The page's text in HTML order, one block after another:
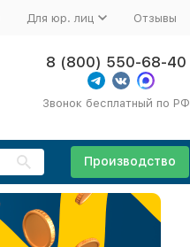
Для юр. лиц Отзывы
8 (800) 550-68-40
Звонок бесплатный по РФ
Производство